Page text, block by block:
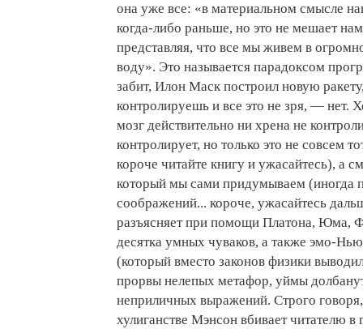
она уже все: «в материальном смысле
когда-либо раньше, но это не мешает
представляя, что все мы живем в
воду». Это называется парадоксом
забит, Илон Маск построил новую
контролируешь и все это не зря, — нет.
мозг действительно ни хрена не
контролирует, но только это не совсем
короче читайте книгу и ужасайтесь), а
который мы сами придумываем (иногда
соображений... короче, ужасайтесь
разъясняет при помощи Платона, Юма,
десятка умных чуваков, а также эмо-
(который вместо законов физики
прорвы нелепых метафор, уймы
неприличных выражений. Строго
хулиганстве Мэнсон вбивает читателю